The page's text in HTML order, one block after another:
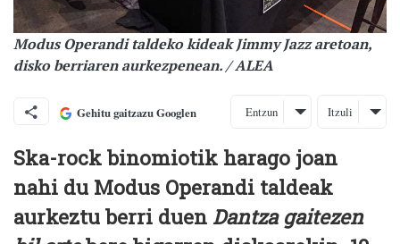
Modus Operandi taldeko kideak Jimmy Jazz aretoan,
disko berriaren aurkezpenean. / ALEA
Gehitu gaitzazu Googlen Entzun Itzuli
Ska-rock binomiotik harago joan
nahi du Modus Operandi taldeak
aurkeztu berri duen Dantza gaitezen